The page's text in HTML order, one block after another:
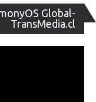
Global-
TransMedia.cl
de